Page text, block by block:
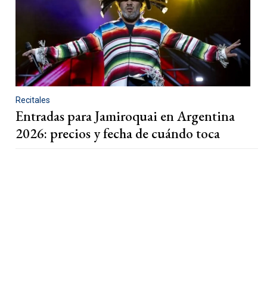
Recitales
Entradas para Jamiroquai en Argentina
2026: precios y fecha de cuándo toca